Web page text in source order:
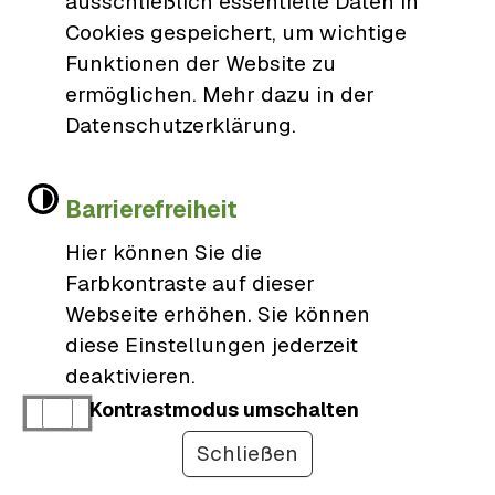
Cookies gespeichert, um wichtige
Funktionen der Website zu
ermöglichen. Mehr dazu in der
Datenschutzerklärung.
Barrierefreiheit
Hier können Sie die
Farbkontraste auf dieser
Webseite erhöhen. Sie können
diese Einstellungen jederzeit
deaktivieren.
Kontrastmodus umschalten
Schließen
Zum Formular
Rathaus Schutterwald
Gemeinde Schutterwald
Kirchstraße 2
77746 Schutterwald